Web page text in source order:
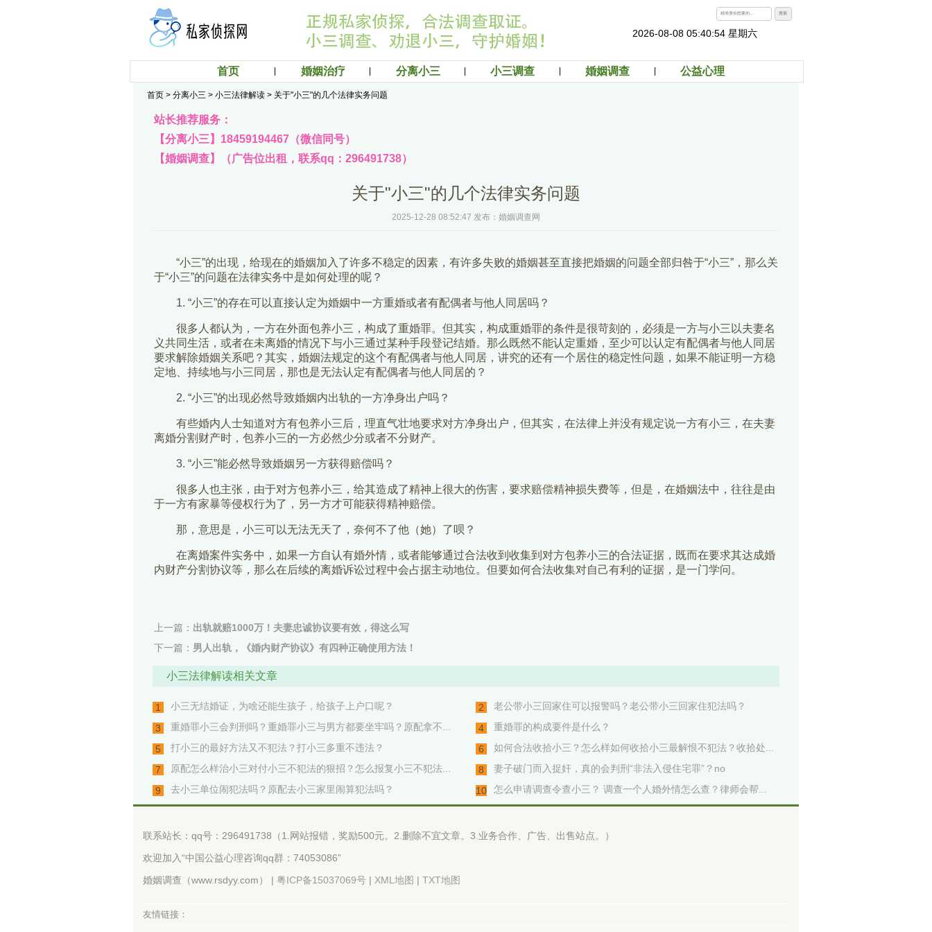
搜索
2026-08-08 05:40:55 星期六
首页 婚姻治疗 分离小三 小三调查 婚姻调查 公益心理
首页 > 分离小三 > 小三法律解读 > 关于"小三"的几个法律实务问题
站长推荐服务：
【分离小三】18459194467（微信同号）
【婚姻调查】（广告位出租，联系qq：296491738）
关于"小三"的几个法律实务问题
2025-12-28 08:52:47 发布：婚姻调查网
“小三”的出现，给现在的婚姻加入了许多不稳定的因素，有许多失败的婚姻甚至直接把婚姻的问题全部归咎于“小三”，那么关
于“小三”的问题在法律实务中是如何处理的呢？
1. “小三”的存在可以直接认定为婚姻中一方重婚或者有配偶者与他人同居吗？
很多人都认为，一方在外面包养小三，构成了重婚罪。但其实，构成重婚罪的条件是很苛刻的，必须是一方与小三以夫妻名
义共同生活，或者在未离婚的情况下与小三通过某种手段登记结婚。那么既然不能认定重婚，至少可以认定有配偶者与他人同居
要求解除婚姻关系吧？其实，婚姻法规定的这个有配偶者与他人同居，讲究的还有一个居住的稳定性问题，如果不能证明一方稳
定地、持续地与小三同居，那也是无法认定有配偶者与他人同居的？
2. “小三”的出现必然导致婚姻内出轨的一方净身出户吗？
有些婚内人士知道对方有包养小三后，理直气壮地要求对方净身出户，但其实，在法律上并没有规定说一方有小三，在夫妻
离婚分割财产时，包养小三的一方必然少分或者不分财产。
3. “小三”能必然导致婚姻另一方获得赔偿吗？
很多人也主张，由于对方包养小三，给其造成了精神上很大的伤害，要求赔偿精神损失费等，但是，在婚姻法中，往往是由
于一方有家暴等侵权行为了，另一方才可能获得精神赔偿。
那，意思是，小三可以无法无天了，奈何不了他（她）了呗？
在离婚案件实务中，如果一方自认有婚外情，或者能够通过合法收到收集到对方包养小三的合法证据，既而在要求其达成婚
内财产分割协议等，那么在后续的离婚诉讼过程中会占据主动地位。但要如何合法收集对自己有利的证据，是一门学问。
上一篇： 出轨就赔1000万！夫妻忠诚协议要有效，得这么写
下一篇： 男人出轨，《婚内财产协议》有四种正确使用方法！
小三法律解读相关文章
1 小三无结婚证，为啥还能生孩子，给孩子上户口呢？ 2
老公带小三回家住可以报警吗？老公带小三回家住犯法吗？
3
重婚罪小三会判刑吗？重婚罪小三与男方都要坐牢吗？原配拿不... 4
重婚罪的构成要件是什么？
5
打小三的最好方法又不犯法？打小三多重不违法？ 6
如何合法收拾小三？怎么样如何收拾小三最解恨不犯法？收拾处...
7
原配怎么样治小三对付小三不犯法的狠招？怎么报复小三不犯法... 8
妻子破门而入捉奸，真的会判刑“非法入侵住宅罪”？no
9
去小三单位闹犯法吗？原配去小三家里闹算犯法吗？ 10 怎么申请调查令查小三？ 调查一个人婚外情怎么查？律师会帮...
联系站长：qq号：296491738（1.网站报错，奖励500元。2.删除不宜文章。3.业务合作、广告、出售站点。）
欢迎加入“中国公益心理咨询qq群：74053086”
婚姻调查（www.rsdyy.com） | 粤ICP备15037069号 | XML地图 |TXT地图
友情链接：